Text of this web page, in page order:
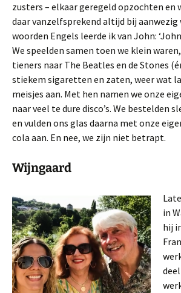
zusters – elkaar geregeld opzochten en
daar vanzelfsprekend altijd bij aanwezig
woorden Engels leerde ik van John:
We speelden samen toen we klein
tieners naar The Beatles en de Stones
stiekem sigaretten en zaten, weer wat
meisjes aan. Met hen namen we onze
naar veel te dure disco’s. We bestelden
en vulden ons glas daarna met onze
cola aan. En nee, we zijn niet betrapt.
Wijngaard
in
hij